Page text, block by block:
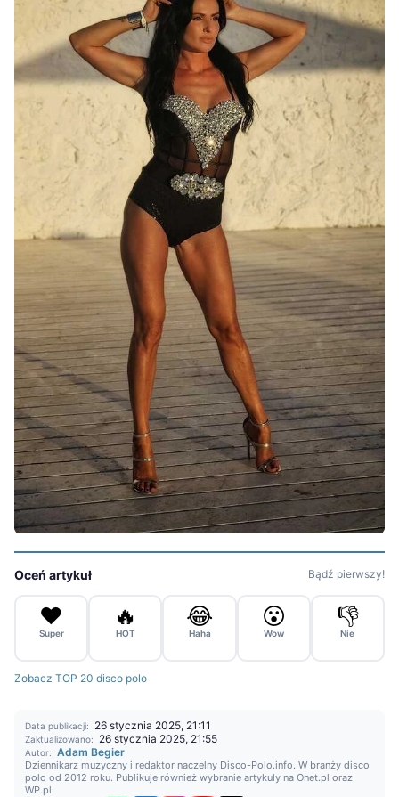
Oceń artykuł Bądź pierwszy!
❤️
Super
🔥
HOT
😂
Haha
😮
Wow
👎
Nie
Zobacz TOP 20 disco polo
Data publikacji: 26 stycznia 2025, 21:11
Zaktualizowano: 26 stycznia 2025, 21:55
Autor: Adam Begier
Dziennikarz muzyczny i redaktor naczelny Disco-Polo.info. W branży disco
polo od 2012 roku. Publikuje również wybranie artykuły na Onet.pl oraz
WP.pl